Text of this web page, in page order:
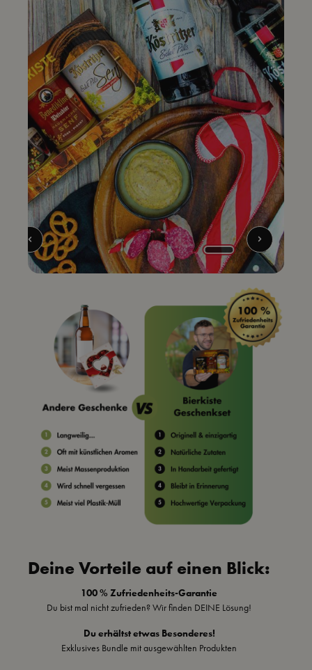
Deine Vorteile auf einen Blick:
100 % Zufriedenheits-Garantie
Du bist mal nicht zufrieden? Wir finden DEINE Lösung!
Du erhältst etwas Besonderes!
Exklusives Bundle mit ausgewählten Produkten